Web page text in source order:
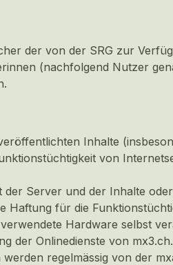
der von der SRG zur
(nachfolgend Nutzer
Inhalte
von
der Server und der Inhalte
Haftung für die
Hardware selbst
der Onlinedienste von mx3.ch.
regelmässig von der